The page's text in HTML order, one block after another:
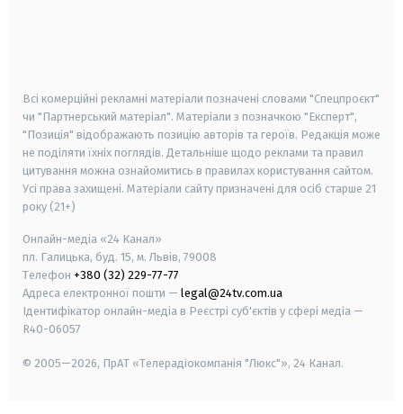
Всі комерційні рекламні матеріали позначені словами "Спецпроєкт"
чи "Партнерський матеріал". Матеріали з позначкою "Експерт",
"Позиція" відображають позицію авторів та героїв. Редакція може
не поділяти їхніх поглядів. Детальніше щодо реклами та правил
цитування можна ознайомитись в правилах користування сайтом.
Усі права захищені. Матеріали сайту призначені для осіб старше 21
року (21+)
Онлайн-медіа «24 Канал»
пл. Галицька, буд. 15, м. Львів, 79008
Телефон +380 (32) 229-77-77
Адреса електронної пошти — legal@24tv.com.ua
Ідентифікатор онлайн-медіа в Реєстрі суб'єктів у сфері медіа —
R40-06057
© 2005—2026, ПрАТ «Телерадіокомпанія "Люкс"», 24 Канал.